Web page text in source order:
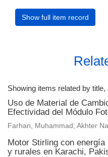
Show full item record
Showing items related by
Uso de Material de
Efectividad del Módulo
Farhan, Muhammad; Akhter
Motor Stirling con
y rurales en Karachi,